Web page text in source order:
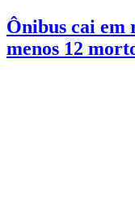
Ônibus cai em
menos 12